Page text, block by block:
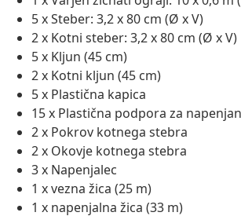
5 x Steber: 3,2 x 80 cm (Ø x V)
2 x Kotni steber: 3,2 x 80 cm (Ø x V)
5 x Kljun (45 cm)
2 x Kotni kljun (45 cm)
5 x Plastična kapica
15 x Plastična podpora za
2 x Pokrov kotnega stebra
2 x Okovje kotnega stebra
3 x Napenjalec
1 x vezna žica (25 m)
1 x napenjalna žica (33 m)